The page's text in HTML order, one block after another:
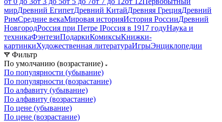
мирДревний ЕгипетДревний КитайДревняя ГрецияДревний
РимСредние векаМировая историяИстория РоссииДревний
НовгородРоссия при Петре IРоссия в 1917 годуНаука и
техникаФэнтезиПодаркиКомиксыКнижки-
картинкиХудожественная литератураИгрыЭнциклопедии
Фильтр
По умолчанию (возрастание)
По популярности (убывание)
По популярности (возрастание)
По алфавиту (убывание)
По алфавиту (возрастание)
По цене (убывание)
По цене (возрастание)